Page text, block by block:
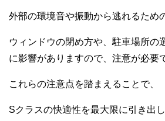
外部の環境音や振動から逃れるため
ウィンドウの閉め方や、駐車場所の
に影響がありますので、注意が必要
これらの注意点を踏まえることで、
Sクラスの快適性を最大限に引き出し